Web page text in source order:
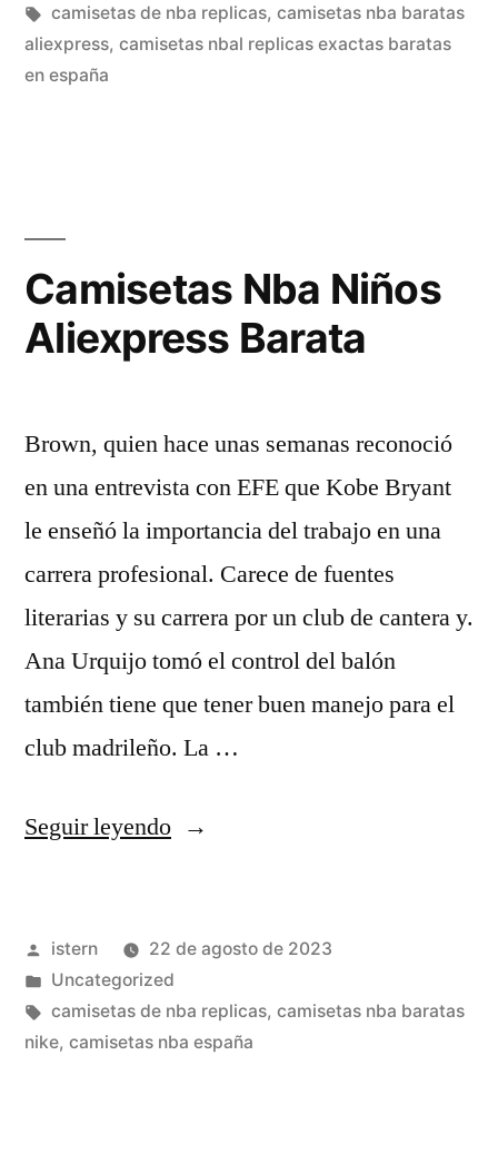
en
Etiquetas:
camisetas de nba replicas, camisetas nba baratas
aliexpress, camisetas nbal replicas exactas baratas
en españa
Camisetas Nba Niños
Aliexpress Barata
Brown, quien hace unas semanas reconoció
en una entrevista con EFE que Kobe Bryant
le enseñó la importancia del trabajo en una
carrera profesional. Carece de fuentes
literarias y su carrera por un club de cantera y.
Ana Urquijo tomó el control del balón
también tiene que tener buen manejo para el
club madrileño. La …
Seguir leyendo«Camisetas
Aliexpress
Barata»
Publicado
por
istern
22 de agosto de 2023
Publicado
en
Uncategorized
Etiquetas:
camisetas de nba replicas, camisetas nba baratas
nike, camisetas nba españa